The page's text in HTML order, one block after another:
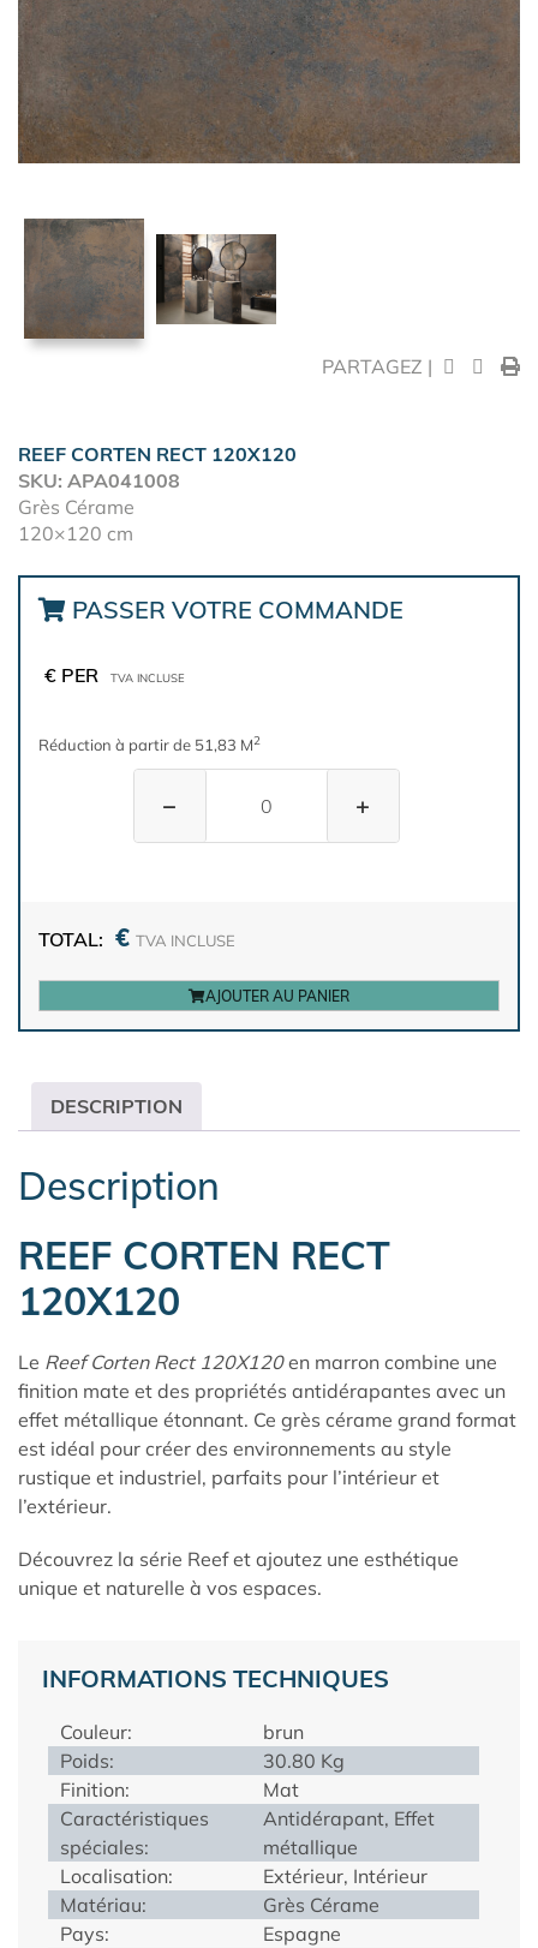
PARTAGEZ |
REEF CORTEN RECT 120X120
SKU: APA041008
Grès Cérame
120×120 cm
PASSER VOTRE COMMANDE
€ PER TVA INCLUSE
Réduction à partir de 51,83 M2
− +
TOTAL: € TVA INCLUSE
AJOUTER AU PANIER
DESCRIPTION
Description
REEF CORTEN RECT
120X120
Le Reef Corten Rect 120X120en marron combine une
finition mate et des propriétés antidérapantes avec un
effet métallique étonnant. Ce grès cérame grand format
est idéal pour créer des environnements au style
rustique et industriel, parfaits pour l’intérieur et
l’extérieur.
Découvrez la série Reefet ajoutez une esthétique
unique et naturelle à vos espaces.
INFORMATIONS TECHNIQUES
Couleur:
brun
Poids:
30.80 Kg
Finition:
Mat
Caractéristiques
spéciales:
Antidérapant, Effet
métallique
Localisation:
Extérieur, Intérieur
Matériau:
Grès Cérame
Pays:
Espagne